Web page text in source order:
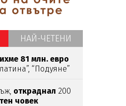
НАЙ-ЧЕТЕНИ
81 млн. евро
“Подуяне”
откраднал 200
човек